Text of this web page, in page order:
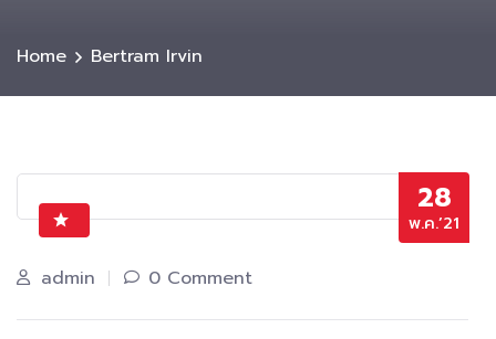
Home Bertram Irvin
28
พ.ค.’21
admin 0 Comment